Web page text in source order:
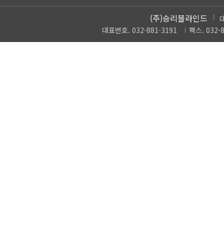
(주)승리블라인드
대표번호. 032-881-3191
팩스. 032-